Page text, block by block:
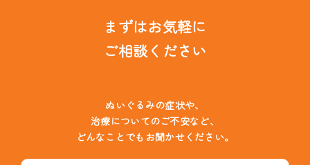
まずはお気軽に
ご相談ください
ぬいぐるみの症状や、
治療についてのご不安など、
どんなことでもお聞かせください。